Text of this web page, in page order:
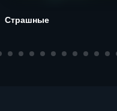
Страшные